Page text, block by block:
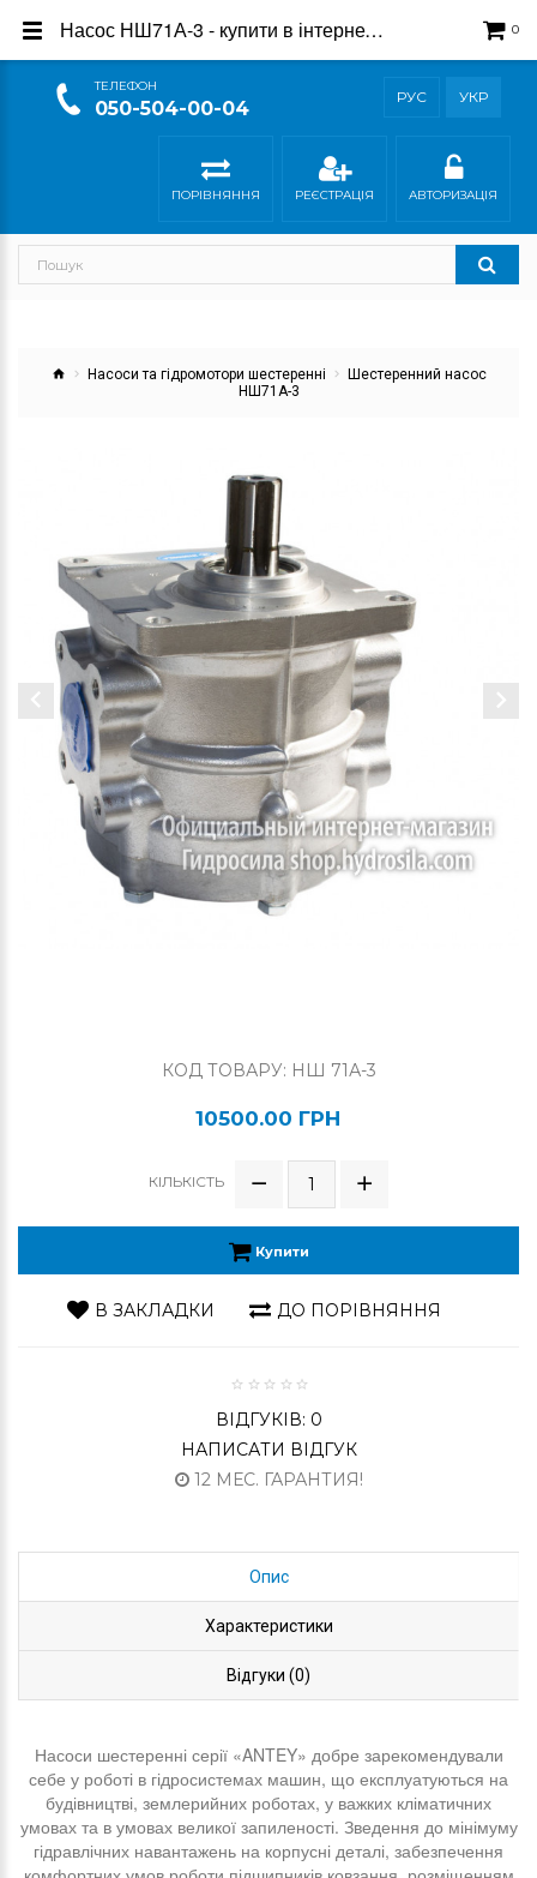
ТEЛЕФОН
050-504-00-04
РУС УКР
0
ПОРІВНЯННЯ РЕЄСТРАЦІЯ АВТОРИЗАЦІЯ
Насоси та гідромотори шестеренні
Шестеренний насос
НШ71А-3
КОД ТОВАРУ: НШ 71А-3
10500.00 ГРН
КІЛЬКІСТЬ
Купити
В ЗАКЛАДКИ ДО ПОРІВНЯННЯ
ВІДГУКІВ: 0
НАПИСАТИ ВІДГУК
12 МЕС. ГАРАНТИЯ!
Опис
Характеристики
Відгуки (0)
Насоси шестеренні серії «ANTEY» добре зарекомендували
себе у роботі в гідросистемах машин, що експлуатуються на
будівництві, землерийних роботах, у важких кліматичних
умовах та в умовах великої запиленості. Зведення до мінімуму
гідравлічних навантажень на корпусні деталі, забезпечення
Насос НШ71А-3 - купити в інтернет-магазині Гідросила